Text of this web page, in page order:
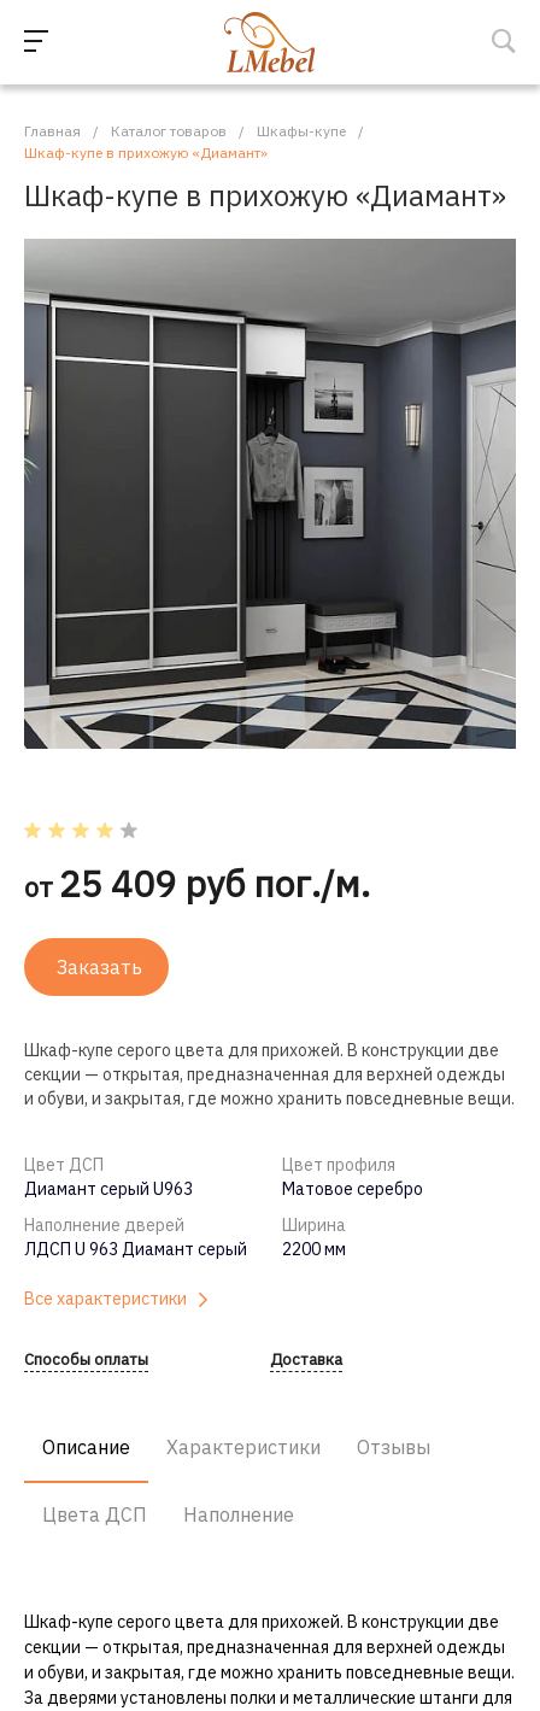
Главная / Каталог товаров / Шкафы-купе
/
Шкаф-купе в прихожую «Диамант»
Шкаф-купе в прихожую «Диамант»
от 25 409 руб пог./м.
Заказать
Шкаф-купе серого цвета для прихожей. В конструкции две
секции — открытая, предназначенная для верхней одежды
и обуви, и закрытая, где можно хранить повседневные вещи.
Цвет ДСП
Диамант серый U963
Цвет профиля
Матовое серебро
Наполнение дверей
ЛДСП U 963 Диамант серый
Ширина
2200 мм
Все характеристики
Способы оплаты Доставка
Описание Характеристики Отзывы
Цвета ДСП Наполнение
Шкаф-купе серого цвета для прихожей. В конструкции две
секции — открытая, предназначенная для верхней одежды
и обуви, и закрытая, где можно хранить повседневные вещи.
За дверями установлены полки и металлические штанги для